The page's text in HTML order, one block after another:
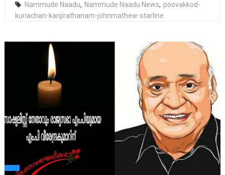
Nammude Naadu, Nammude Naadu News, poovakkod-
kuriachan-kanjirathanam-johnmathew-starline